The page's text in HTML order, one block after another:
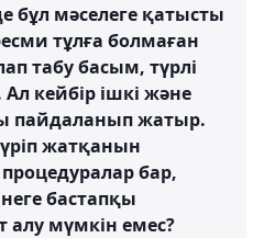
бұл мәселеге қатысты
тұлға болмаған
табу басым, түрлі
кейбір ішкі және
пайдаланып жатыр.
жатқанын
процедуралар бар,
бастапқы
алу мүмкін емес?